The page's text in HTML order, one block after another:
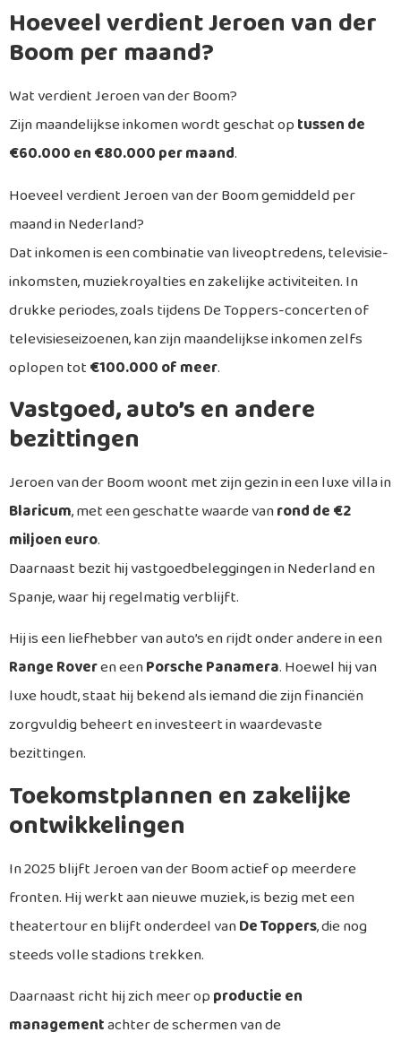
Hoeveel verdient Jeroen van der
Boom per maand?
Wat verdient Jeroen van der Boom?
Zijn maandelijkse inkomen wordt geschat optussen de
€60.000 en €80.000 per maand.
Hoeveel verdient Jeroen van der Boom gemiddeld per
maand in Nederland?
Dat inkomen is een combinatie van liveoptredens, televisie-
inkomsten, muziekroyalties en zakelijke activiteiten. In
drukke periodes, zoals tijdens De Toppers-concerten of
televisieseizoenen, kan zijn maandelijkse inkomen zelfs
oplopen tot€100.000 of meer.
Vastgoed, auto’s en andere
bezittingen
Jeroen van der Boom woont met zijn gezin in een luxe villa in
Blaricum, met een geschatte waarde vanrond de €2
miljoen euro.
Daarnaast bezit hij vastgoedbeleggingen in Nederland en
Spanje, waar hij regelmatig verblijft.
Hij is een liefhebber van auto’s en rijdt onder andere in een
Range Roveren eenPorsche Panamera. Hoewel hij van
luxe houdt, staat hij bekend als iemand die zijn financiën
zorgvuldig beheert en investeert in waardevaste
bezittingen.
Toekomstplannen en zakelijke
ontwikkelingen
In 2025 blijft Jeroen van der Boom actief op meerdere
fronten. Hij werkt aan nieuwe muziek, is bezig met een
theatertour en blijft onderdeel vanDe Toppers, die nog
steeds volle stadions trekken.
Daarnaast richt hij zich meer opproductie en
managementachter de schermen van de